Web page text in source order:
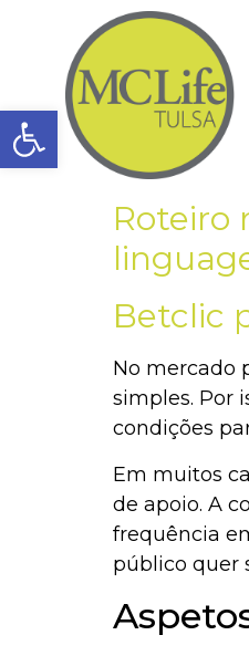
Open toolbar
Roteiro
Betclic
No mercado
simples. Por
condições
Em muitos
de apoio. A
frequência
público quer